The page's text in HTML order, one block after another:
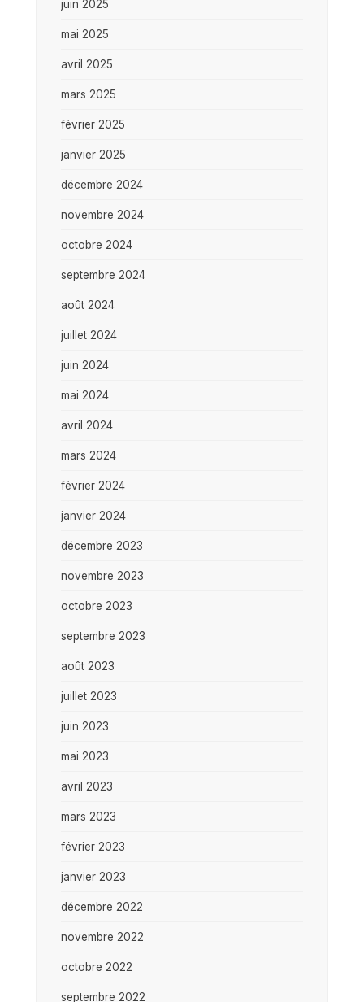
juin 2025
mai 2025
avril 2025
mars 2025
février 2025
janvier 2025
décembre 2024
novembre 2024
octobre 2024
septembre 2024
août 2024
juillet 2024
juin 2024
mai 2024
avril 2024
mars 2024
février 2024
janvier 2024
décembre 2023
novembre 2023
octobre 2023
septembre 2023
août 2023
juillet 2023
juin 2023
mai 2023
avril 2023
mars 2023
février 2023
janvier 2023
décembre 2022
novembre 2022
octobre 2022
septembre 2022